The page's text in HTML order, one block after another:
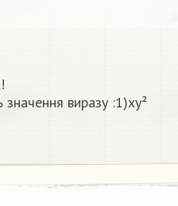
виразу :1)ху²